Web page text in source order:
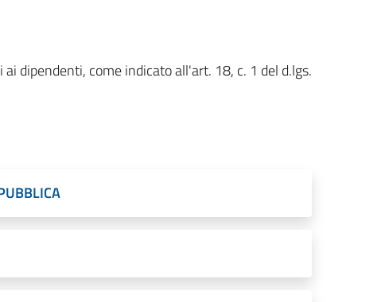
dipendenti, come indicato all'art. 18, c. 1 del d.lgs.